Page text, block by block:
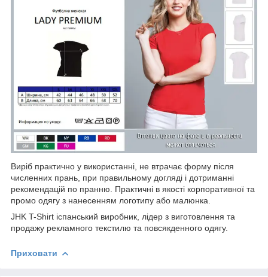
Виріб практично у використанні, не втрачає форму після
численних прань, при правильному догляді і дотриманні
рекомендацій по пранню. Практичні в якості корпоративної та
промо одягу з нанесенням логотипу або малюнка.
JHK T-Shirt іспанський виробник, лідер з виготовлення та
продажу рекламного текстилю та повсякденного одягу.
Приховати